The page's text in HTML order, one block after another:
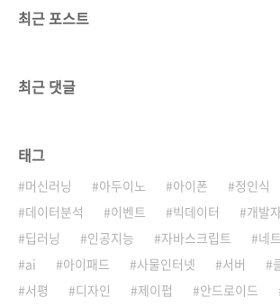
최근 포스트
최근 댓글
태그
머신러닝 아두이노 아이폰 정인식
데이터분석
이벤트 빅데이터 개발
딥러닝
인공지능 자바스크립트 네
ai
아이패드 사물인터넷 서버
서평
디자인 제이펍 안드로이드